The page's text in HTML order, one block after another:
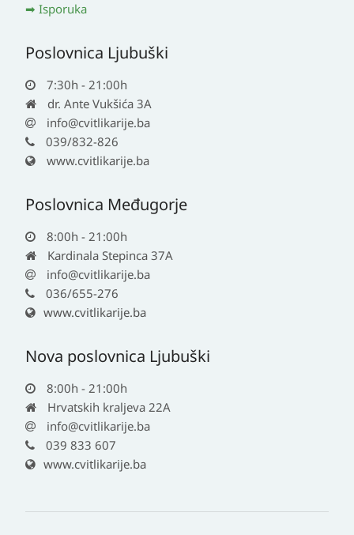
Isporuka
Poslovnica Ljubuški
7:30h - 21:00h
dr. Ante Vukšića 3A
info@cvitlikarije.ba
039/832-826
www.cvitlikarije.ba
Poslovnica Međugorje
8:00h - 21:00h
Kardinala Stepinca 37A
info@cvitlikarije.ba
036/655-276
www.cvitlikarije.ba
Nova poslovnica Ljubuški
8:00h - 21:00h
Hrvatskih kraljeva 22A
info@cvitlikarije.ba
039 833 607
www.cvitlikarije.ba